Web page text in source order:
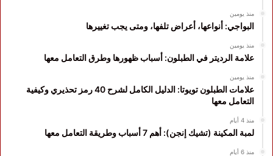
منذ يومين
البواجي: أنواعها، أعراض تلفها، ومتى يجب تغييرها
منذ يومين
علامة الرديتر في الطبلون: أسباب ظهورها وطرق التعامل معها
منذ يومين
علامات الطبلون تويوتا: الدليل الكامل لشرح 40 رمز تحذيري وكيفية
التعامل معها
منذ 4 أيام
لمبة المكينة (تشيك إنجن): أهم 7 أسباب وطريقة التعامل معها
منذ 6 أيام